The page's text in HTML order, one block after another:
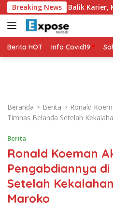
a
g
u
Breaking News
Jadi Titik Balik Karier, Kini
Berita HOT Info Covid19
Beranda Berita
Ronald
Timnas Belanda Setelah
Berita
Ronald Koeman
Pengabdiannya
Setelah
Maroko